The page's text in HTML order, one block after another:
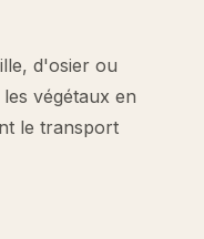
d'osier ou
végétaux en
le transport